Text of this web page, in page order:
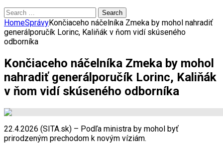
Search
for:
HomeSprávyKončiaceho náčelníka Zmeka by mohol nahradiť
generálporučík Lorinc, Kaliňák v ňom vidí skúseného
odborníka
Končiaceho náčelníka Zmeka by mohol
nahradiť generálporučík Lorinc, Kaliňák
v ňom vidí skúseného odborníka
22.4.2026 (SITA.sk) – Podľa ministra by mohol byť
prirodzeným prechodom k novým víziám.